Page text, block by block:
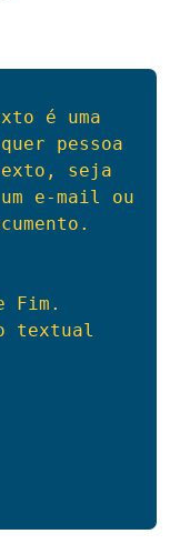
é uma
pessoa
seja
e-mail ou
Fim.
textual